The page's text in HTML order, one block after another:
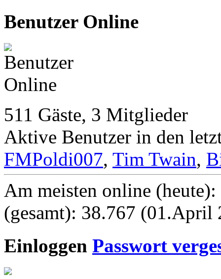
Benutzer Online
511 Gäste, 3 Mitglieder
Aktive Benutzer in den
FMPoldi007, Tim Twain,
Am meisten online (heute):
(gesamt): 38.767 (01.April
Einloggen Passwort